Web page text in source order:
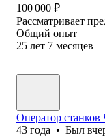
100 000 ₽
Рассматривает
Общий опыт
25 лет 7 месяцев
Оператор
43 года • Был